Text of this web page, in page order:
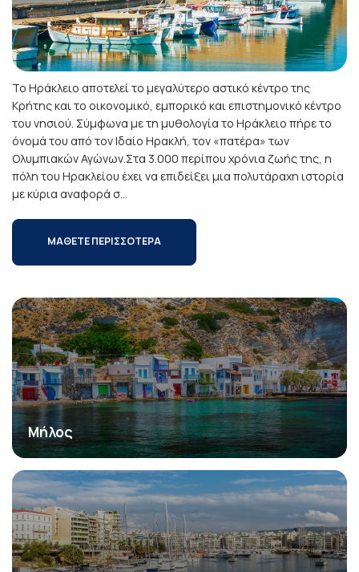
Το Ηράκλειο αποτελεί το μεγαλύτερο αστικό κέντρο της
Κρήτης και το οικονομικό, εμπορικό και επιστημονικό κέντρο
του νησιού. Σύμφωνα με τη μυθολογία το Ηράκλειο πήρε το
όνομά του από τον Ιδαίο Ηρακλή, τον «πατέρα» των
Ολυμπιακών Αγώνων.Στα 3.000 περίπου χρόνια ζωής της, η
πόλη του Ηρακλείου έχει να επιδείξει μια πολυτάραχη ιστορία
με κύρια αναφορά σ...
ΜΑΘΕΤΕ ΠΕΡΙΣΣΟΤΕΡΑ
Μήλος